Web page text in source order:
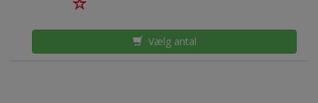
Vælg antal